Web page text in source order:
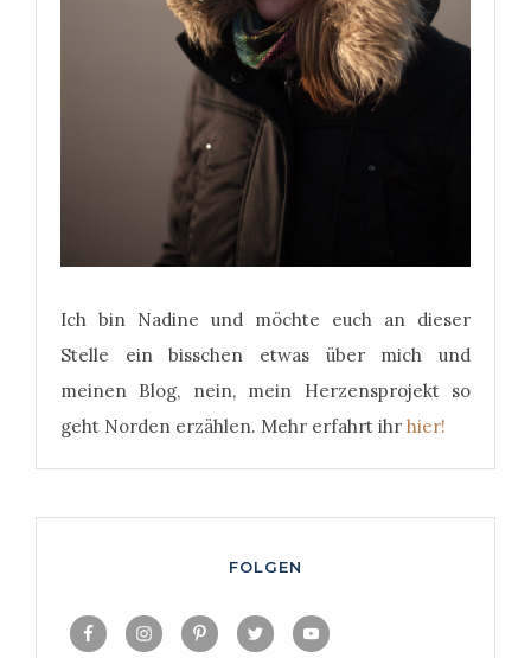
Ich bin Nadine und möchte euch an dieser
Stelle ein bisschen etwas über mich und
meinen Blog, nein, mein Herzensprojekt so
geht Norden erzählen. Mehr erfahrt ihr hier!
FOLGEN